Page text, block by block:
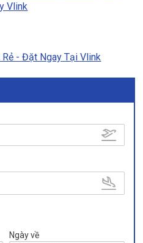
Vlink
- Đặt Ngay Tại Vlink
Ngày về